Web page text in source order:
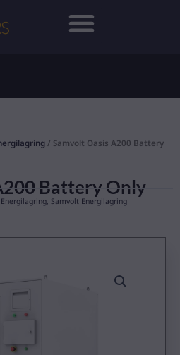
/ Samvolt Oasis A200 Battery
Battery Only
Energilagring, Samvolt Energilagring